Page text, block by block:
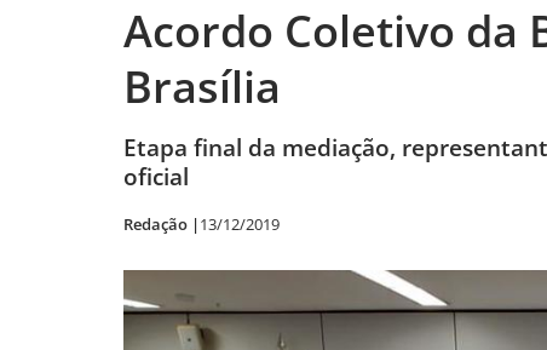
Acordo Coletivo da
Brasília
Etapa final da mediação,
oficial
Redação |13/12/2019